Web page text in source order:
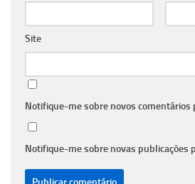
Site
Notifique-me sobre novos comentários
Notifique-me sobre novas publicações